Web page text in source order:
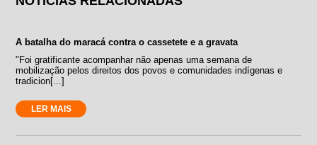
A batalha do maracá contra o cassetete e a gravata
"Foi gratificante acompanhar não apenas uma semana de
mobilização pelos direitos dos povos e comunidades indígenas e
tradicion[...]
LER MAIS